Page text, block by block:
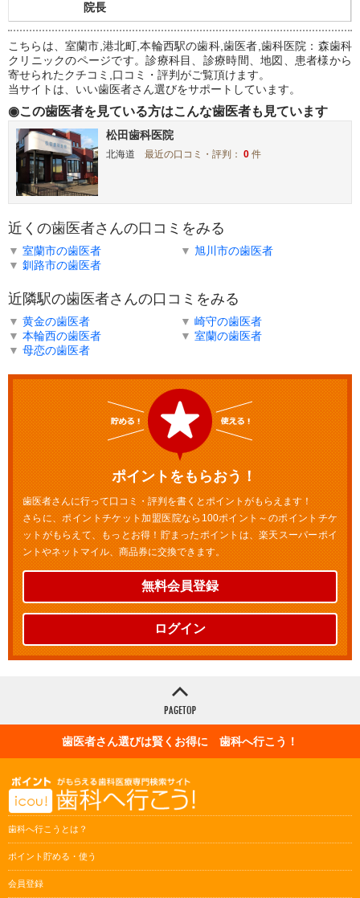
院長
こちらは、室蘭市,港北町,本輪西駅の歯科,歯医者,歯科医院：森歯科
クリニックのページです。診療科目、診療時間、地図、患者様から
寄せられたクチコミ,口コミ・評判がご覧頂けます。
当サイトは、いい歯医者さん選びをサポートしています。
◉この歯医者を見ている方はこんな歯医者も見ています
松田歯科医院
北海道 最近の口コミ・評判：0 件
近くの歯医者さんの口コミをみる
▼ 室蘭市の歯医者 ▼ 旭川市の歯医者
▼ 釧路市の歯医者
近隣駅の歯医者さんの口コミをみる
▼ 黄金の歯医者 ▼ 崎守の歯医者
▼ 本輪西の歯医者 ▼ 室蘭の歯医者
▼ 母恋の歯医者
ポイントをもらおう！
歯医者さんに行って口コミ・評判を書くとポイントがもらえます！
さらに、ポイントチケット加盟医院なら100ポイント～のポイントチケ
ットがもらえて、もっとお得！貯まったポイントは、楽天スーパーポイ
ントやネットマイル、商品券に交換できます。
無料会員登録
ログイン
歯医者さん選びは賢くお得に 歯科へ行こう！
歯科へ行こうとは？
ポイント貯める・使う
会員登録